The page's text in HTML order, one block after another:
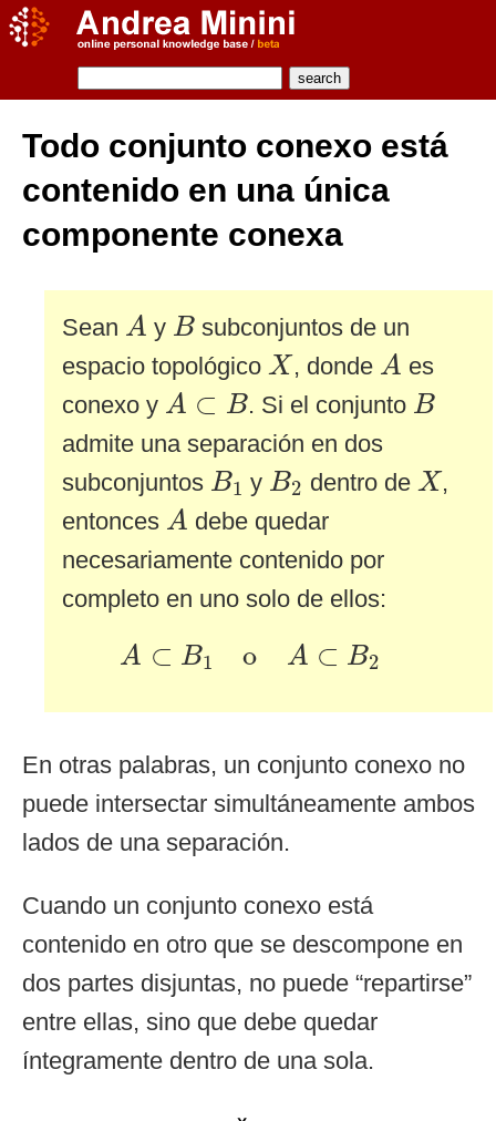
Todo conjunto conexo está
contenido en una única
componente conexa
Sean A
A y B
B subconjuntos de un
espacio topológico X
X , donde A
A es
conexo y A ⊂ B
A ⊂B . Si el conjunto B
B
admite una separación en dos
subconjuntos B1
B1 y B2
B2 dentro de X
X ,
entonces A
A debe quedar
necesariamente contenido por
completo en uno solo de ellos:
A ⊂ B1 o A ⊂ B2
A ⊂ o ⊂B 2
En otras palabras, un conjunto conexo no
puede intersectar simultáneamente ambos
lados de una separación.
Cuando un conjunto conexo está
contenido en otro que se descompone en
dos partes disjuntas, no puede “repartirse”
entre ellas, sino que debe quedar
íntegramente dentro de una sola.